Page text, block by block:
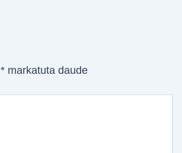
*markatuta daude